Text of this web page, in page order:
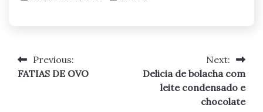
Navegação
Previous:
FATIAS DE OVO
Next:
Delicia de bolacha com
leite condensado e
chocolate